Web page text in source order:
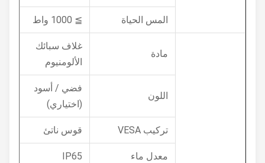
المس الحياة
غلاف سبائك
الألومنيوم
اللون
فضي / أسود
(اختياري)
تركيب VESA قوس ناتئ
معدل ماء IP65